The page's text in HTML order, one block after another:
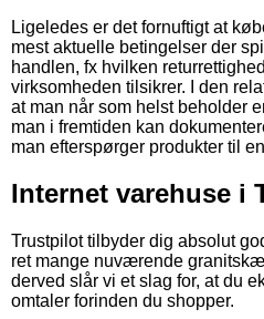
Ligeledes er det fornuftigt at
mest aktuelle betingelser der
handlen, fx hvilken
virksomheden tilsikrer. I den
at man når som helst beholder
man i fremtiden kan
man efterspørger produkter til
Internet varehuse i
Trustpilot tilbyder dig absolut
ret mange nuværende
derved slår vi et slag for, at du
omtaler forinden du shopper.